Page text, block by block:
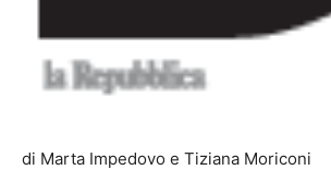
di Marta Impedovo e Tiziana Moriconi